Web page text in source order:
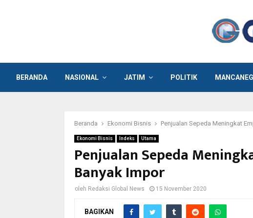
BERANDA NASIONAL JATIM POLITIK
Beranda Ekonomi Bisnis Penjualan Sepeda Meningkat
Ekonomi Bisnis Indeks Utama
Penjualan Sepeda
Banyak Impor
oleh Redaksi Global News 15 November 2020
BAGIKAN